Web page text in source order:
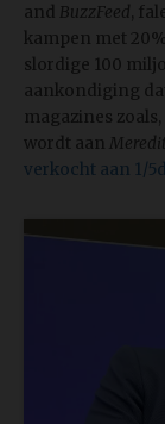
and BuzzFeed ,
kampen met
slordige 100
aankondiging
magazines zoals,
wordt aan
verkocht aan 1/